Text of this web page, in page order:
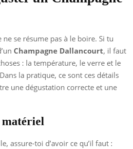
se résume pas à le boire. Si tu
Champagne Dallancourt, il faut
: la température, le verre et le
la pratique, ce sont ces détails
une dégustation correcte et une
assure-toi d’avoir ce qu’il faut :